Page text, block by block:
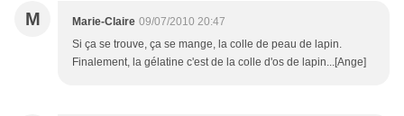
M Marie-Claire 09/07/2010 20:47
Si ça se trouve, ça se mange, la colle de peau de lapin.
Finalement, la gélatine c'est de la colle d'os de lapin...[Ange]